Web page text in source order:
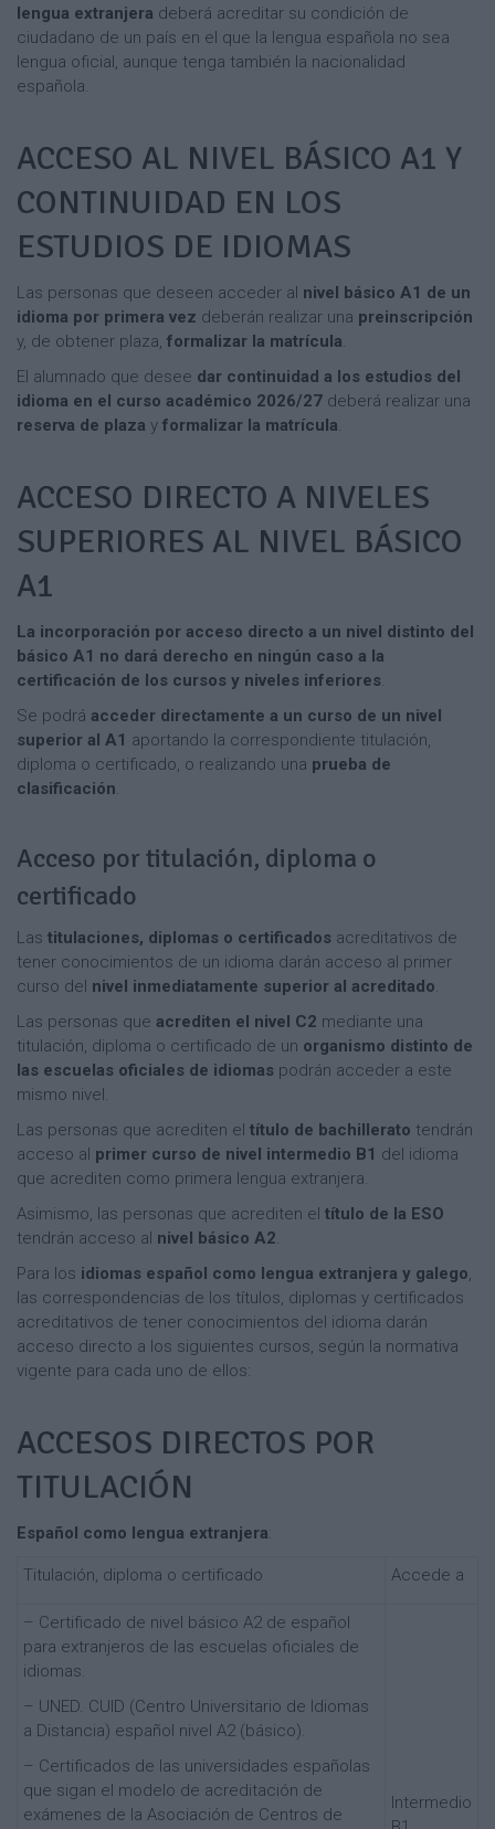
lengua extranjera deberá acreditar su condición de
ciudadano de un país en el que la lengua española no sea
lengua oficial, aunque tenga también la nacionalidad
española.
ACCESO AL NIVEL BÁSICO A1 Y
CONTINUIDAD EN LOS
ESTUDIOS DE IDIOMAS
Las personas que deseen acceder al nivel básico A1 de un
idioma por primera vez deberán realizar una preinscripción
y, de obtener plaza, formalizar la matrícula.
El alumnado que desee dar continuidad a los estudios del
idioma en el curso académico 2026/27 deberá realizar una
reserva de plaza y formalizar la matrícula.
ACCESO DIRECTO A NIVELES
SUPERIORES AL NIVEL BÁSICO
A1
La incorporación por acceso directo a un nivel distinto del
básico A1 no dará derecho en ningún caso a la
certificación de los cursos y niveles inferiores.
Se podrá acceder directamente a un curso de un nivel
superior al A1 aportando la correspondiente titulación,
diploma o certificado, o realizando una prueba de
clasificación.
Acceso por titulación, diploma o
certificado
Las titulaciones, diplomas o certificados acreditativos de
tener conocimientos de un idioma darán acceso al primer
curso del nivel inmediatamente superior al acreditado.
Las personas que acrediten el nivel C2 mediante una
titulación, diploma o certificado de un organismo distinto de
las escuelas oficiales de idiomas podrán acceder a este
mismo nivel.
Las personas que acrediten el título de bachillerato tendrán
acceso al primer curso de nivel intermedio B1 del idioma
que acrediten como primera lengua extranjera.
Asimismo, las personas que acrediten el título de la ESO
tendrán acceso al nivel básico A2.
Para los idiomas español como lengua extranjera y galego,
las correspondencias de los títulos, diplomas y certificados
acreditativos de tener conocimientos del idioma darán
acceso directo a los siguientes cursos, según la normativa
vigente para cada uno de ellos:
ACCESOS DIRECTOS POR
TITULACIÓN
Español como lengua extranjera:
Titulación, diploma o certificado Accede a
– Certificado de nivel básico A2 de español
para extranjeros de las escuelas oficiales de
idiomas.
– UNED. CUID (Centro Universitario de Idiomas
a Distancia) español nivel A2 (básico).
– Certificados de las universidades españolas
que sigan el modelo de acreditación de
exámenes de la Asociación de Centros de
Intermedio